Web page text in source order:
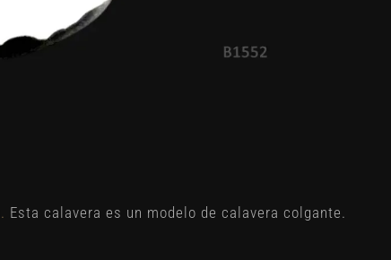
. Esta calavera es un modelo de calavera colgante.